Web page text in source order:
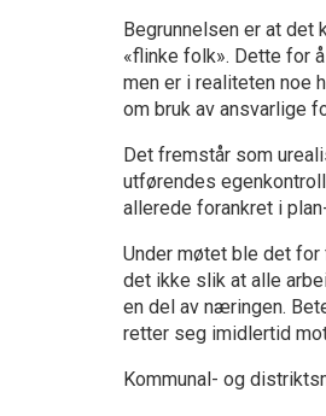
Begrunnelsen er at det
«flinke folk». Dette for
men er i realiteten noe
om bruk av ansvarlige
Det fremstår som
utførendes
allerede forankret i
Under møtet ble det
det ikke slik at alle
en del av næringen.
retter seg imidlertid
Kommunal- og